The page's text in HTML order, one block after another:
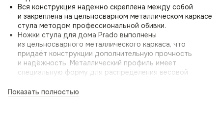
Вся конструкция надежно скреплена между собой
и закреплена на цельносварном металлическом каркасе
стула методом профессиональной обивки.
Ножки стула для дома Prado выполнены
из цельносварного металлического каркаса, что
придаёт конструкции дополнительную прочность
и надёжность. Металлический профиль имеет
специальную форму для распределения весовой
матовой полимерной краской с эффектом мягкого
Показать полностью